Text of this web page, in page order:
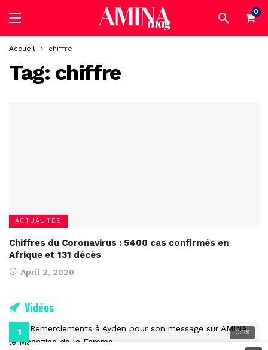
0
Accueil chiffre
Tag: chiffre
ACTUALITÉS
Chiffres du Coronavirus : 5400 cas confirmés en
Afrique et 131 décès
April 2, 2020
Vidéos
0:29